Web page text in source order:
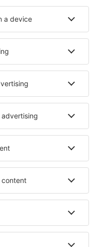
in London
in Deal
Unterkunft in Malta
in Saludecio